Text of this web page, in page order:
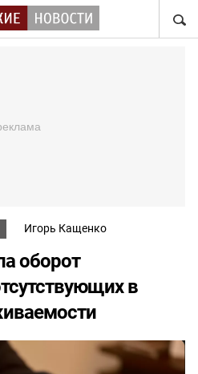
Игорь Кащенко
оборот
в